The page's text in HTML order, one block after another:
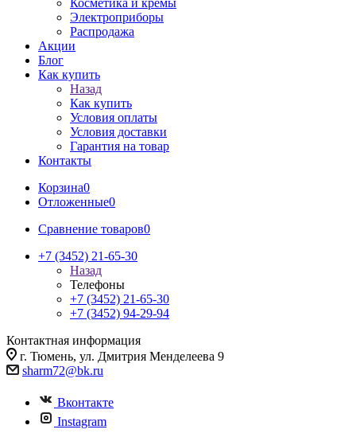
Косметика и кремы
Электроприборы
Распродажа
Акции
Блог
Как купить
Назад
Как купить
Условия оплаты
Условия доставки
Гарантия на товар
Контакты
Корзина0
Отложенные0
Сравнение товаров0
+7 (3452) 21-65-30
Назад
Телефоны
+7 (3452) 21-65-30
+7 (3452) 94-29-94
Контактная информация
г. Тюмень, ул. Дмитрия Менделеева 9
sharm72@bk.ru
Вконтакте
Instagram